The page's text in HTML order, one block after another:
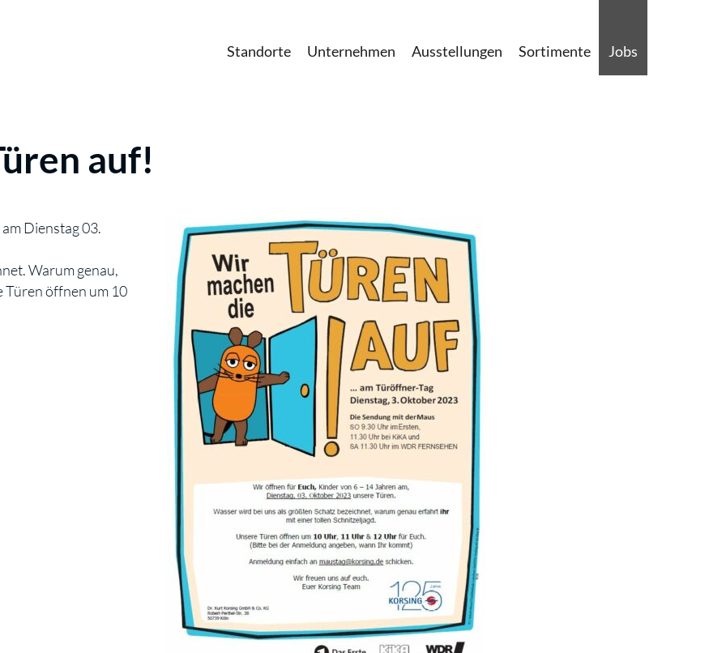
Standorte Unternehmen Ausstellungen Sortimente Jobs
auf!
Dienstag 03.
Warum genau,
Türen öffnen um 10